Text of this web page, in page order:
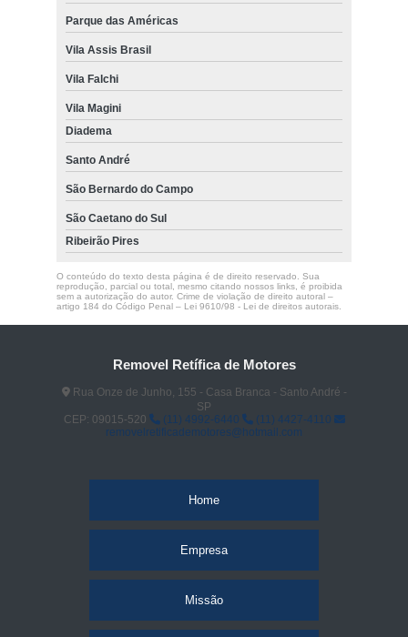
Parque das Américas
Vila Assis Brasil
Vila Falchi
Vila Magini
Diadema
Santo André
São Bernardo do Campo
São Caetano do Sul
Ribeirão Pires
O conteúdo do texto desta página é de direito reservado. Sua
reprodução, parcial ou total, mesmo citando nossos links, é proibida
sem a autorização do autor. Crime de violação de direito autoral –
artigo 184 do Código Penal – Lei 9610/98 - Lei de direitos autorais.
Removel Retífica de Motores
Rua Onze de Junho, 155 - Casa Branca - Santo André -
SP
CEP: 09015-520
(11) 4992-6440
(11) 4427-4110
removelretificademotores@hotmail.com
Home
Empresa
Missão